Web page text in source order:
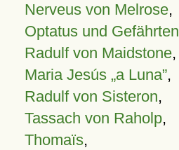
Nerveus von Melrose,
Optatus und Gefährten
Radulf von Maidstone,
Maria Jesús „a Luna”,
Radulf von Sisteron,
Tassach von Raholp,
Thomaïs,